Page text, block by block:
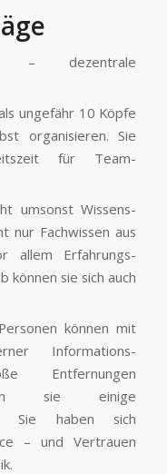
– dezentrale
ungefähr 10 Köpfe
organisieren. Sie
für Team-
umsonst Wissens-
nur Fach­wissen aus
allem Erfahrungs-
können sie sich auch
können mit
Informations­
Entfernungen
sie einige
Sie haben sich
– und Vertrauen